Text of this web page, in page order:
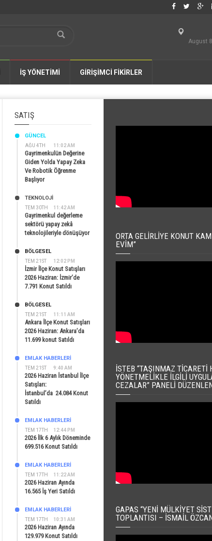
August
İŞ YÖNETİMİ GİRİŞİMCİ FİKİRLER
SATIŞ
AĞU 4TH 11:02 AM
GÜNCEL
Gayrimenkulün Değerine
Giden Yolda Yapay Zeka
Ve Robotik Öğrenme
Başlıyor
TEM 30TH 11:42 AM
TEKNOLOJİ
Gayrimenkul değerleme
sektörü yapay zekâ
teknolojileriyle dönüşüyor
TEM 21ST 12:02 PM
BÖLGESEL
İzmir İlçe Konut Satışları
2026 Haziran: İzmir’de
7.791 Konut Satıldı
TEM 21ST 11:11 AM
BÖLGESEL
Ankara İlçe Konut Satışları
2026 Haziran: Ankara’da
11.699 konut Satıldı
TEM 21ST 9:40 AM
EMLAK HABERLERI
2026 Haziran İstanbul İlçe
Satışları:
İstanbul’da 24.084 Konut
Satıldı
TEM 17TH 12:44 PM
EMLAK HABERLERI
2026 İlk 6 Aylık Döneminde
699.516 Konut Satıldı
TEM 17TH 11:22 AM
EMLAK HABERLERI
2026 Haziran Ayında
16.565 İş Yeri Satıldı
TEM 17TH 10:31 AM
EMLAK HABERLERI
2026 Haziran Ayında
129.979 Konut Satıldı
ORTA GELIRLIYE KONUT
EVIM”
İSTEB “TAŞINMAZ TICARETI
YÖNETMELIKLE İLGILI
CEZALAR” PANELI
GAPAS “YENI MÜLKIYET
TOPLANTISI – İSMAIL